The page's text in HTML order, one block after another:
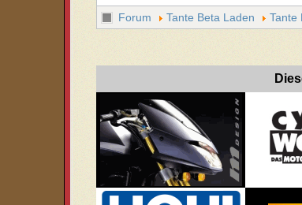
Forum Tante Beta Laden Tante